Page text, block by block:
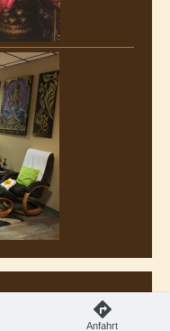
Anfahrt